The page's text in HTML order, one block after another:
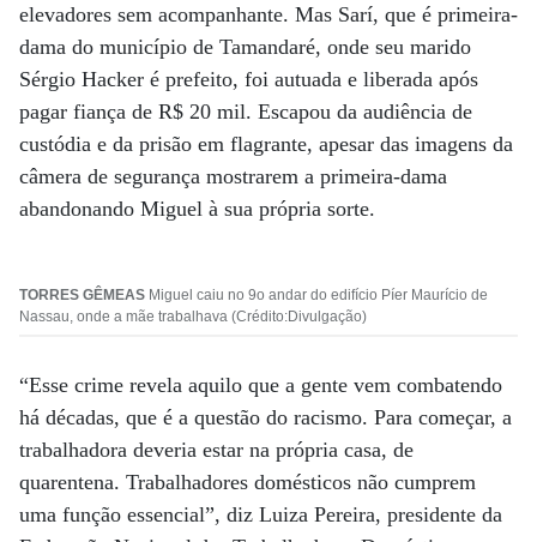
elevadores sem acompanhante. Mas Sarí, que é primeira-
dama do município de Tamandaré, onde seu marido
Sérgio Hacker é prefeito, foi autuada e liberada após
pagar fiança de R$ 20 mil. Escapou da audiência de
custódia e da prisão em flagrante, apesar das imagens da
câmera de segurança mostrarem a primeira-dama
abandonando Miguel à sua própria sorte.
TORRES GÊMEAS Miguel caiu no 9o andar do edifício Píer Maurício de
Nassau, onde a mãe trabalhava (Crédito:Divulgação)
“Esse crime revela aquilo que a gente vem combatendo
há décadas, que é a questão do racismo. Para começar, a
trabalhadora deveria estar na própria casa, de
quarentena. Trabalhadores domésticos não cumprem
uma função essencial”, diz Luiza Pereira, presidente da